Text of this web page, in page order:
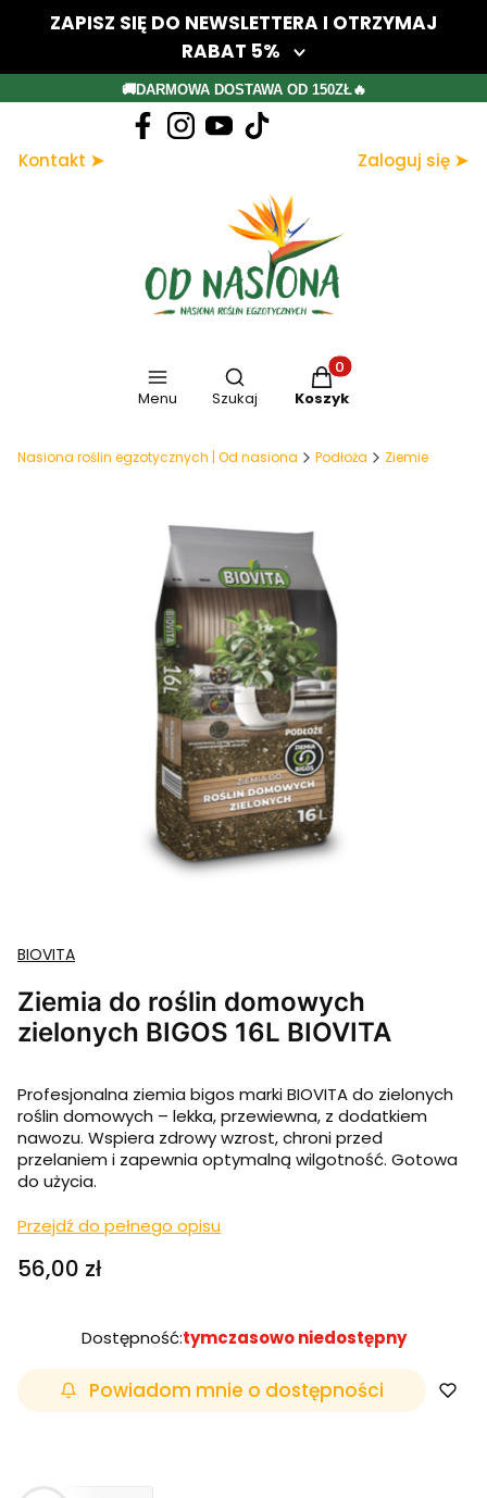
ZAPISZ SIĘ DO NEWSLETTERA I OTRZYMAJ
RABAT 5%
Twój adres e-mail
Dołącz do newslettera
Zapisując się, akceptujesz nasz Regulamin (w zakresie dotyczącym
🚚DARMOWA DOSTAWA OD 150ZŁ🔥
Kontakt ➤ Zaloguj się ➤
Menu
Otwórz wyszukiwarkę
Szukaj
Produkty w
Koszyk
Nasiona roślin egzotycznych | Od nasiona Podłoża Ziemie
BIOVITA
Ziemia do roślin domowych
zielonych BIGOS 16L BIOVITA
Profesjonalna ziemia bigos marki BIOVITA do zielonych
roślin domowych – lekka, przewiewna, z dodatkiem
nawozu. Wspiera zdrowy wzrost, chroni przed
przelaniem i zapewnia optymalną wilgotność. Gotowa
do użycia.
Przejdź do pełnego opisu
Cena
56,00 zł
Dostępność:tymczasowo niedostępny
Powiadom mnie o dostępności